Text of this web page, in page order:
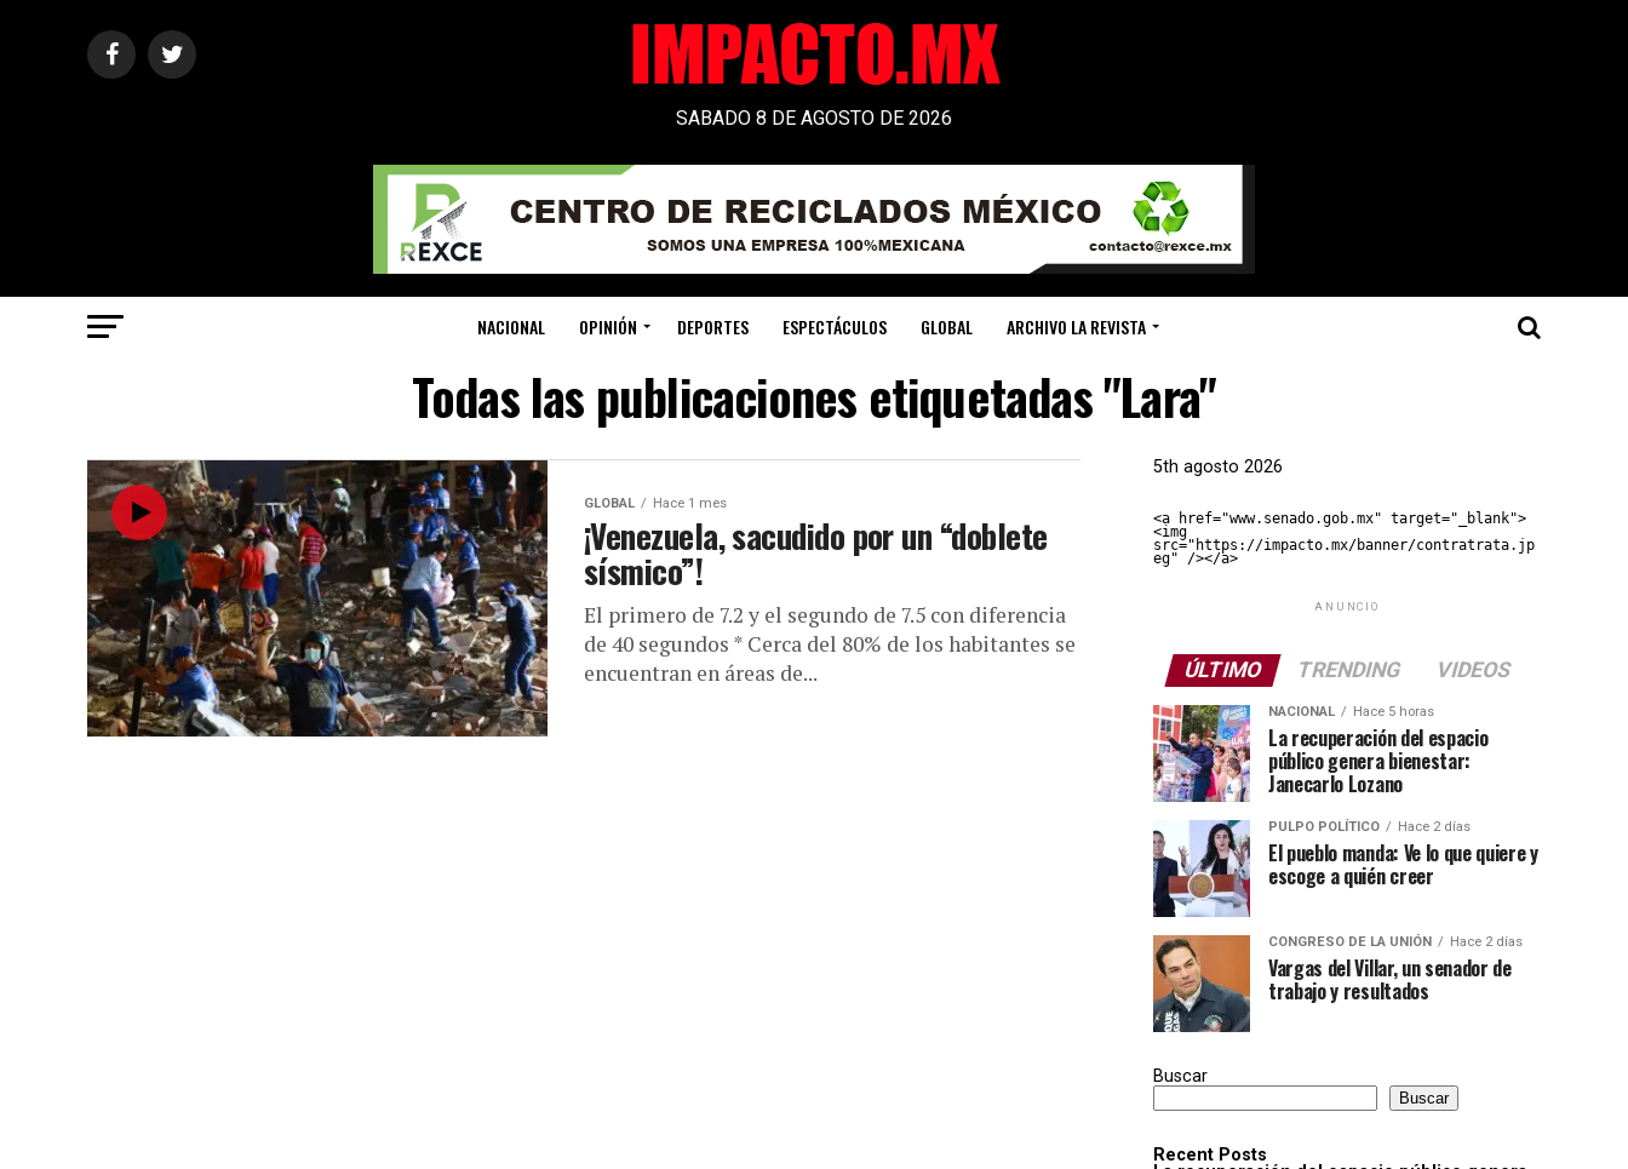
SABADO 8 DE AGOSTO DE 2026
NACIONAL OPINIÓN DEPORTES ESPECTÁCULOS GLOBAL ARCHIVO LA REVISTA
Todas las publicaciones etiquetadas "Lara"
GLOBAL Hace 1 mes
¡Venezuela, sacudido por un “doblete
sísmico”!
El primero de 7.2 y el segundo de 7.5 con diferencia
de 40 segundos * Cerca del 80% de los habitantes se
encuentran en áreas de...
5th agosto 2026
<a href="www.senado.gob.mx" target="_blank">
<img
src="https://impacto.mx/banner/contratrata.jp
eg" /></a>
ANUNCIO
ÚLTIMO TRENDING VIDEOS
NACIONAL Hace 5 horas
La recuperación del espacio
público genera bienestar:
Janecarlo Lozano
PULPO POLÍTICO Hace 2 días
El pueblo manda: Ve lo que quiere y
escoge a quién creer
CONGRESO DE LA UNIÓN Hace 2 días
Vargas del Villar, un senador de
trabajo y resultados
Buscar
Buscar
Recent Posts